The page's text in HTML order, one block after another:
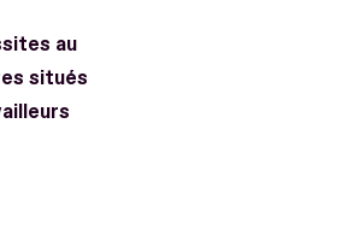
au
situés